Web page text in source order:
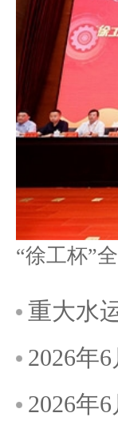
重大水
2026年
2026年